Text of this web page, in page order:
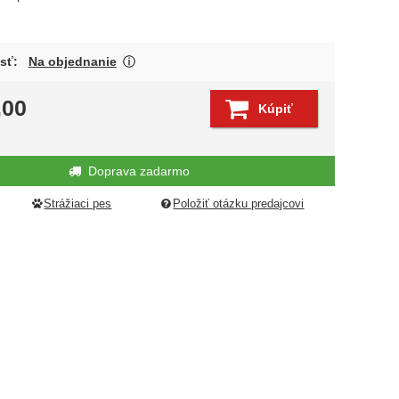
Na objednanie
Kúpiť
Doprava zadarmo
Strážiaci pes Položiť otázku predajcovi